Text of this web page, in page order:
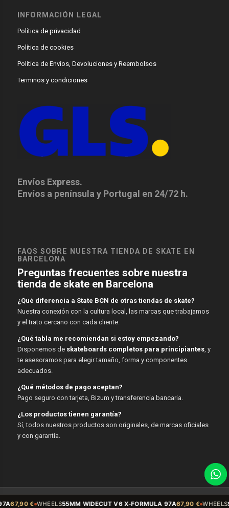
INFORMACIÓN LEGAL
Política de privacidad
Política de cookies
Política de Envíos, Devoluciones y Reembolsos
Terminos y condiciones
Envíos Express.
Envíos a península y Portugal en 24/72 h.
FAQS SOBRE NUESTRA TIENDA DE SKATE EN
BARCELONA
Preguntas frecuentes sobre nuestra
tienda de skate en Barcelona
¿Qué diferencia a State BCN de otras tiendas de skate?
Nuestra conexión con la cultura local, las marcas que trabajamos
y el trato cercano con cada cliente.
¿Qué tabla me recomiendan si estoy empezando?
Disponemos de skateboards completos para principiantes, y
te asesoramos para elegir tamaño, forma y componentes
adecuados.
¿Qué métodos de pago aceptan?
Pago seguro con tarjeta, Bizum y transferencia bancaria.
¿Los productos tienen garantía?
Sí, todos nuestros productos son originales, de marcas oficiales
y con garantía.
© Copyright - State BCN - 2026
55MM WIDECUT V6 X-FORMULA 97A67,90 € WHEELSSidecut 54mm